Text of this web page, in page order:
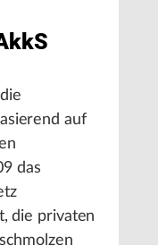
auf
das
die privaten